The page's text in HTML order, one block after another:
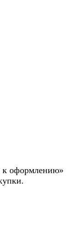
к оформлению»
покупки.